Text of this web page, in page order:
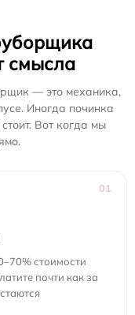
смысла
— это механика,
Иногда починка
Вот когда мы
01
стоимости
почти как за